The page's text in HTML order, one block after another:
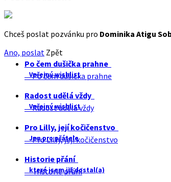
Chceš poslat pozvánku pro Dominika Atigu
Ano, poslat Zpět
Po čem dušička prahne
Veřejný wishlist
Po čem dušička prahne
Radost udělá vždy
Veřejný wishlist
Radost udělá vždy
Pro Lilly, její kočičenstvo
Jen pro přátele
Pro Lilly, její kočičenstvo
Historie přání
které jsem již dostal(a)
Historie přání